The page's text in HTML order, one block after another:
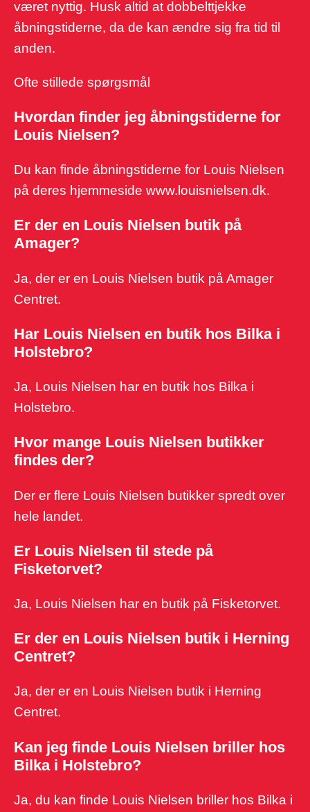
været nyttig. Husk altid at dobbelttjekke
åbningstiderne, da de kan ændre sig fra tid til
anden.
Ofte stillede spørgsmål
Hvordan finder jeg åbningstiderne for
Louis Nielsen?
Du kan finde åbningstiderne for Louis Nielsen
på deres hjemmeside www.louisnielsen.dk.
Er der en Louis Nielsen butik på
Amager?
Ja, der er en Louis Nielsen butik på Amager
Centret.
Har Louis Nielsen en butik hos Bilka i
Holstebro?
Ja, Louis Nielsen har en butik hos Bilka i
Holstebro.
Hvor mange Louis Nielsen butikker
findes der?
Der er flere Louis Nielsen butikker spredt over
hele landet.
Er Louis Nielsen til stede på
Fisketorvet?
Ja, Louis Nielsen har en butik på Fisketorvet.
Er der en Louis Nielsen butik i Herning
Centret?
Ja, der er en Louis Nielsen butik i Herning
Centret.
Kan jeg finde Louis Nielsen briller hos
Bilka i Holstebro?
Ja, du kan finde Louis Nielsen briller hos Bilka i